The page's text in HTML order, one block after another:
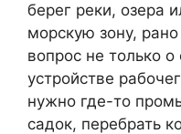
берег реки, озера
морскую зону,
вопрос не только
устройстве
нужно где-то
садок, перебрать